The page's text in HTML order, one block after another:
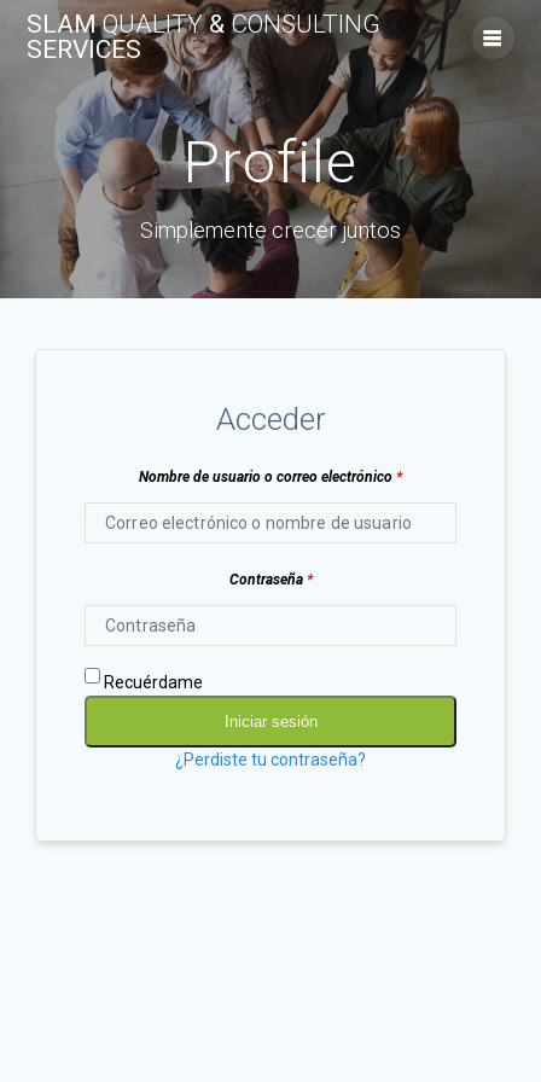
Saltar
al
contenido
SLAMQUALITY& CONSULTING
SERVICES
Profile
Simplemente crecer juntos
Acceder
Nombre de usuario o correo electrónico *
Contraseña *
Recuérdame
Iniciar sesión
¿Perdiste tu contraseña?